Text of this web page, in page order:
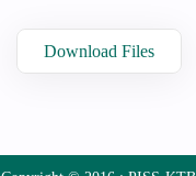
Download Files